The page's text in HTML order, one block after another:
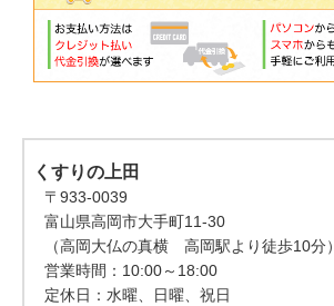
くすりの上田
〒933-0039
富山県高岡市大手町11-30
（高岡大仏の真横 高岡駅より徒歩10分）
営業時間： 10:00～18:00
定休日：水曜、日曜、祝日